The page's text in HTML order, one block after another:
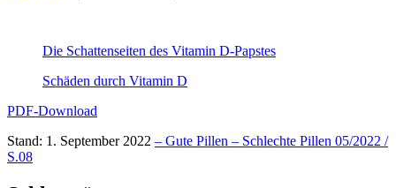
Die Schattenseiten des Vitamin D-Papstes
Schäden durch Vitamin D
PDF-Download
Stand: 1. September 2022 – Gute Pillen – Schlechte Pillen 05/2022 /
S.08